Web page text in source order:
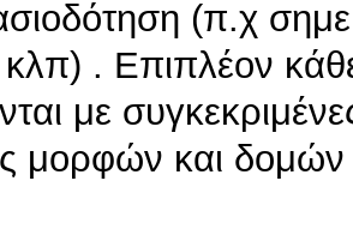
(π.χ
κλπ) . Επιπλέον
με
μορφών και δομών